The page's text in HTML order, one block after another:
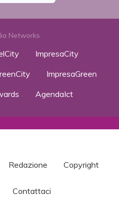
Networks
ImpresaCity
ImpresaGreen
AgendaIct
Redazione Copyright
Contattaci